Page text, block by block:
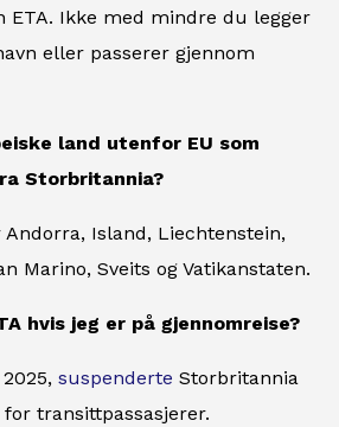
ETA. Ikke med mindre du legger
eller passerer gjennom
land utenfor EU som
Storbritannia?
Andorra, Island, Liechtenstein,
Marino, Sveits og Vatikanstaten.
hvis jeg er på gjennomreise?
suspenderte Storbritannia
transittpassasjerer.